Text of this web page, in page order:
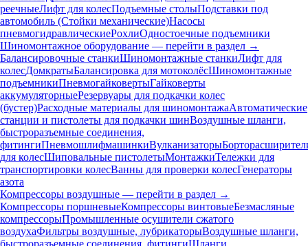
реечныеЛифт для колесПодъемные столыПодставки под
автомобиль (Стойки механические)Насосы
пневмогидравлическиеРохлиОдностоечные подъемники
Шиномонтажное оборудование — перейти в раздел →
Балансировочные станкиШиномонтажные станкиЛифт для
колесДомкратыБалансировка для мотоколёсШиномонтажные
подъемникиПневмогайковертыГайковерты
аккумуляторныеРезервуары для подкачки колес
(бустер)Расходные материалы для шиномонтажаАвтоматические
станции и пистолеты для подкачки шинВоздушные шланги,
быстроразъемные соединения,
фитингиПневмошлифмашинкиВулканизаторы
для колесШиповальные пистолетыМонтажкиТележки для
транспортировки колесВанны для проверки колесГенераторы
азота
Компрессоры воздушные — перейти в раздел →
Компрессоры поршневыеКомпрессоры винтовыеБезмасляные
компрессорыПромышленные осушители сжатого
воздухаФильтры воздушные, лубрикаторыВоздушные шланги,
быстроразъемные соединения, фитингиШланги